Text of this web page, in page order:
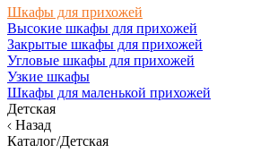
Шкафы для прихожей
Высокие шкафы для прихожей
Закрытые шкафы для прихожей
Угловые шкафы для прихожей
Узкие шкафы
Шкафы для маленькой прихожей
Детская
Назад
Каталог/Детская